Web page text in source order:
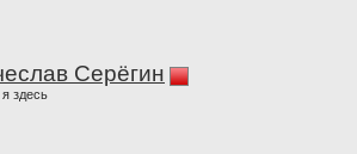
Серёгин
здесь